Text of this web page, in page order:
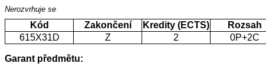
Nerozvrhuje se
Kód Zakončení Kredity (ECTS) Rozsah
615X31D
Z 2 0P+2C
Garant předmětu: